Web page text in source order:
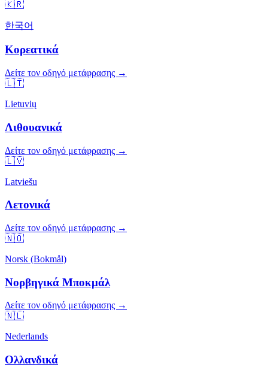
🇰🇷
한국어
Κορεατικά
Δείτε τον οδηγό μετάφρασης →
🇱🇹
Lietuvių
Λιθουανικά
Δείτε τον οδηγό μετάφρασης →
🇱🇻
Latviešu
Λετονικά
Δείτε τον οδηγό μετάφρασης →
🇳🇴
Norsk (Bokmål)
Νορβηγικά Μποκμάλ
Δείτε τον οδηγό μετάφρασης →
🇳🇱
Nederlands
Ολλανδικά